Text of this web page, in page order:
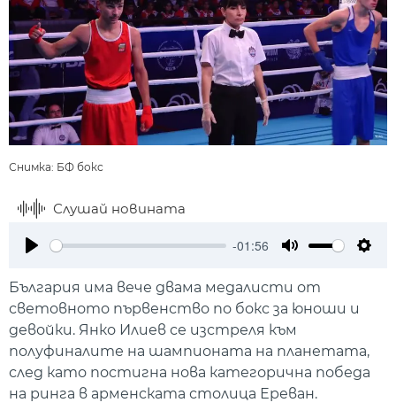
Снимка: БФ бокс
Слушай новината
-01:56
България има вече двама медалисти от
световното първенство по бокс за юноши и
девойки. Янко Илиев се изстреля към
полуфиналите на шампионата на планетата,
след като постигна нова категорична победа
на ринга в арменската столица Ереван.